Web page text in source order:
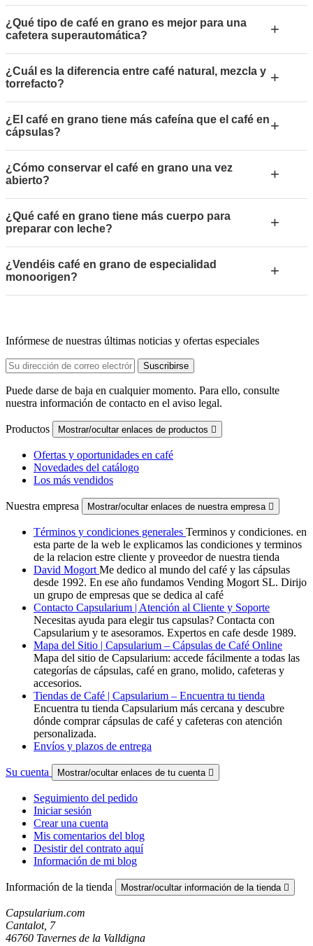
¿Qué tipo de café en grano es mejor para una
cafetera superautomática?
+
¿Cuál es la diferencia entre café natural, mezcla y
torrefacto?
+
¿El café en grano tiene más cafeína que el café en
cápsulas?
+
¿Cómo conservar el café en grano una vez
abierto?
+
¿Qué café en grano tiene más cuerpo para
preparar con leche?
+
¿Vendéis café en grano de especialidad
monoorigen?
+
Infórmese de nuestras últimas noticias y ofertas especiales
Puede darse de baja en cualquier momento. Para ello, consulte
nuestra información de contacto en el aviso legal.
Productos Mostrar/ocultar enlaces de productos 
Ofertas y oportunidades en café
Novedades del catálogo
Los más vendidos
Nuestra empresa Mostrar/ocultar enlaces de nuestra empresa 
Términos y condiciones generales Terminos y condiciones. en
esta parte de la web le explicamos las condiciones y terminos
de la relacion estre cliente y proveedor de nuestra tienda
David Mogort Me dedico al mundo del café y las cápsulas
desde 1992. En ese año fundamos Vending Mogort SL. Dirijo
un grupo de empresas que se dedica al café
Contacto Capsularium | Atención al Cliente y Soporte
Necesitas ayuda para elegir tus capsulas? Contacta con
Capsularium y te asesoramos. Expertos en cafe desde 1989.
Mapa del Sitio | Capsularium – Cápsulas de Café Online
Mapa del sitio de Capsularium: accede fácilmente a todas las
categorías de cápsulas, café en grano, molido, cafeteras y
accesorios.
Tiendas de Café | Capsularium – Encuentra tu tienda
Encuentra tu tienda Capsularium más cercana y descubre
dónde comprar cápsulas de café y cafeteras con atención
personalizada.
Envíos y plazos de entrega
Su cuenta Mostrar/ocultar enlaces de tu cuenta 
Seguimiento del pedido
Iniciar sesión
Crear una cuenta
Mis comentarios del blog
Desistir del contrato aquí
Información de mi blog
Información de la tienda Mostrar/ocultar información de la tienda 
Capsularium.com
Cantalot, 7
46760 Tavernes de la Valldigna